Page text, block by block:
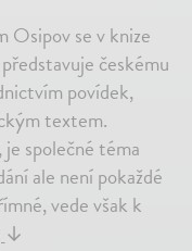
Osipov se v knize
českému
povídek,
textem.
společné téma
ale není pokaždé
vede však k
↓